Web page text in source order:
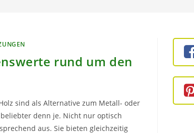
rund um den
sind als Alternative zum Metall- oder
denn je. Nicht nur optisch
aus. Sie bieten gleichzeitig